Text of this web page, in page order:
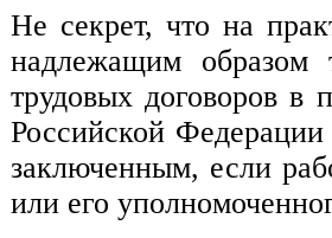
Не секрет, что на
надлежащим образом
трудовых договоров в
Российской
заключенным, если
или его